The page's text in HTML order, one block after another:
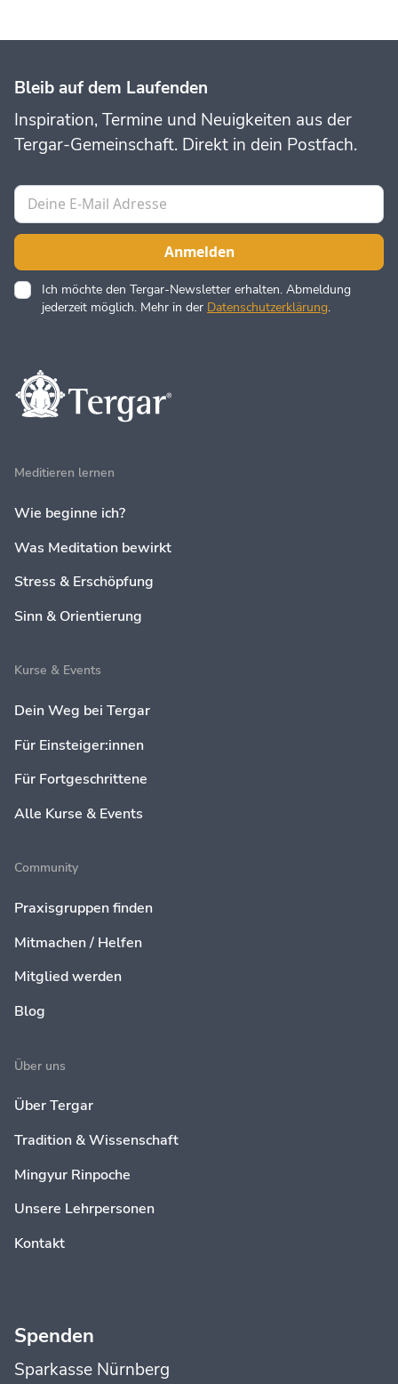
Bleib auf dem Laufenden
Inspiration, Termine und Neuigkeiten aus der
Tergar-Gemeinschaft. Direkt in dein Postfach.
Ich möchte den Tergar-Newsletter erhalten. Abmeldung
jederzeit möglich. Mehr in der Datenschutzerklärung.
Meditieren lernen
Wie beginne ich?
Was Meditation bewirkt
Stress & Erschöpfung
Sinn & Orientierung
Kurse & Events
Dein Weg bei Tergar
Für Einsteiger:innen
Für Fortgeschrittene
Alle Kurse & Events
Community
Praxisgruppen finden
Mitmachen / Helfen
Mitglied werden
Blog
Über uns
Über Tergar
Tradition & Wissenschaft
Mingyur Rinpoche
Unsere Lehrpersonen
Kontakt
Spenden
Sparkasse Nürnberg